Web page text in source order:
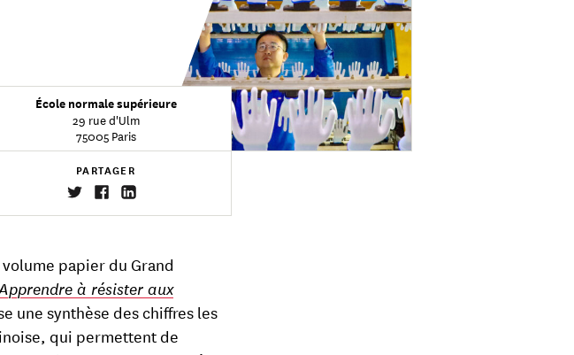
École normale supérieure
29 rue d'Ulm
75005 Paris
PARTAGER
papier du Grand
à résister aux
une synthèse des chiffres les
qui permettent de